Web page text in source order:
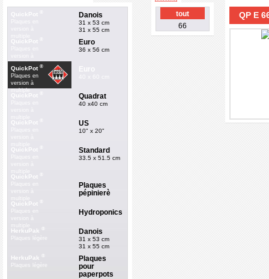
QuickPot Danois
31 x 53 cm
31 x 55 cm
QuickPot
multiple
Euro
36 x 56 cm
QuickPot ®
Plaques en
version à
multiple
Euro
40 x 60 cm
QuickPot Quadrat
40 x40 cm
QuickPot US
10" x 20"
QuickPot Standard
33.5 x 51.5 cm
QuickPot
Plaques
pépinierè
QuickPot
multiple
Hydroponics
HerkuPak Danois
31 x 53 cm
31 x 55 cm
HerkuPak
Plaques légère
Plaques
pour
paperpots
tout
66
QP E